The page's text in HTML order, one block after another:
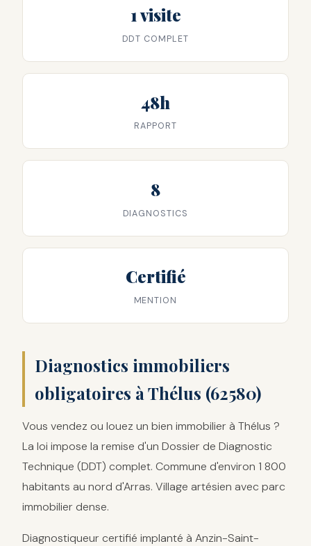
1 visite
DDT COMPLET
48h
RAPPORT
8
DIAGNOSTICS
Certifié
MENTION
Diagnostics immobiliers
obligatoires à Thélus (62580)
Vous vendez ou louez un bien immobilier à Thélus ?
La loi impose la remise d'un Dossier de Diagnostic
Technique (DDT) complet. Commune d'environ 1 800
habitants au nord d'Arras. Village artésien avec parc
immobilier dense.
Diagnostiqueur certifié implanté à Anzin-Saint-